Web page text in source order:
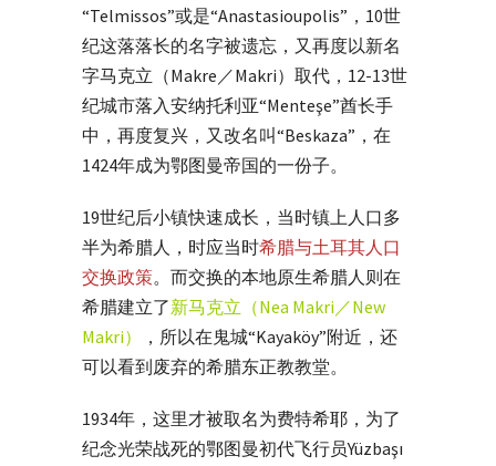
“Telmissos”或是“Anastasioupolis”，10世
纪这落落长的名字被遗忘，又再度以新名
字马克立（Makre／Makri）取代，12-13世
纪城市落入安纳托利亚“Menteşe”酋长手
中，再度复兴，又改名叫“Beskaza”，在
1424年成为鄂图曼帝国的一份子。
19世纪后小镇快速成长，当时镇上人口多
半为希腊人，时应当时希腊与土耳其人口
交换政策。而交换的本地原生希腊人则在
希腊建立了新马克立（Nea Makri／New
Makri）
，所以在鬼城“Kayaköy”附近，还
可以看到废弃的希腊东正教教堂。
1934年，这里才被取名为费特希耶，为了
纪念光荣战死的鄂图曼初代飞行员Yüzbaşı